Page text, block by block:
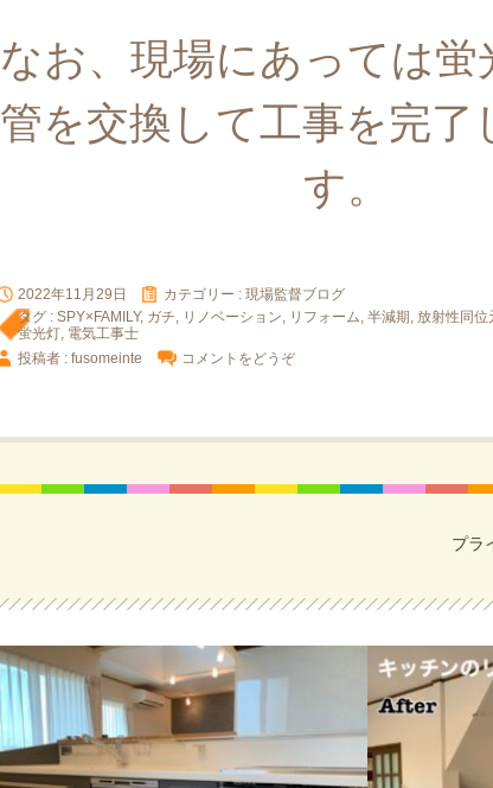
なお、現場にあっては蛍
管を交換して工事を完了
す。
2022年11月29日 カテゴリー : 現場監督ブログ
タグ : SPY×FAMILY, ガチ, リノベーション, リフォーム, 半減期 , 放射性同位
蛍光灯, 電気工事士
投稿者 : fusomeinte
コメントをどうぞ
プラ